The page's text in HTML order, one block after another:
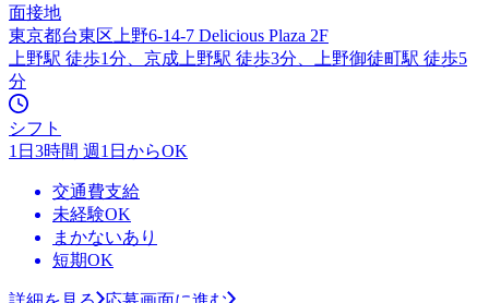
面接地
東京都台東区上野6-14-7 Delicious Plaza 2F
上野駅 徒歩1分、京成上野駅 徒歩3分、上野御徒町駅 徒歩5
分
シフト
1日3時間 週1日からOK
交通費支給
未経験OK
まかないあり
短期OK